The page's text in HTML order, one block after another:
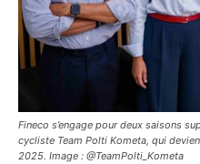
Fineco s’engage pour deux saisons
cycliste Team Polti Kometa, qui
2025. Image : @TeamPolti_Kometa